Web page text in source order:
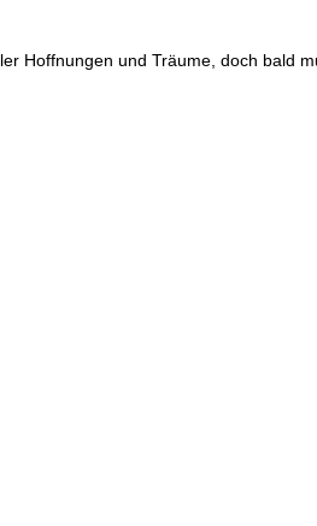
Hoffnungen und Träume, doch bald